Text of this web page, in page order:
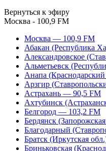
Вернуться к эфиру
Москва - 100,9 FM
Москва — 100,9 FM
Абакан (Республика
Александровское
Альметьевск
Анапа
Арзгир
Астрахань — 90,5 FM
Ахтубинск
Белгород — 103,2 FM
Бердянск
Благодарный
Братск (Иркутская
Бриньковская